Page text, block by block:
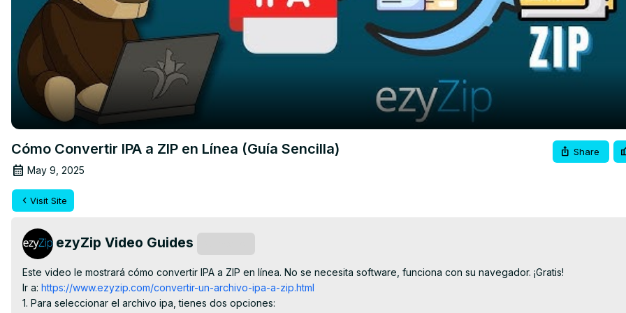
Cómo Convertir IPA a ZIP en Línea (Guía Sencilla)
May 9, 2025
Share
Visit Site
ezyZip Video Guides
Este video le mostrará cómo convertir IPA a ZIP en línea. No se necesita software, funciona con su navegador. ¡Gratis!
Ir a: https://www.ezyzip.com/convertir-un-archivo-ipa-a-zip.html
1. Para seleccionar el archivo ipa, tienes dos opciones: